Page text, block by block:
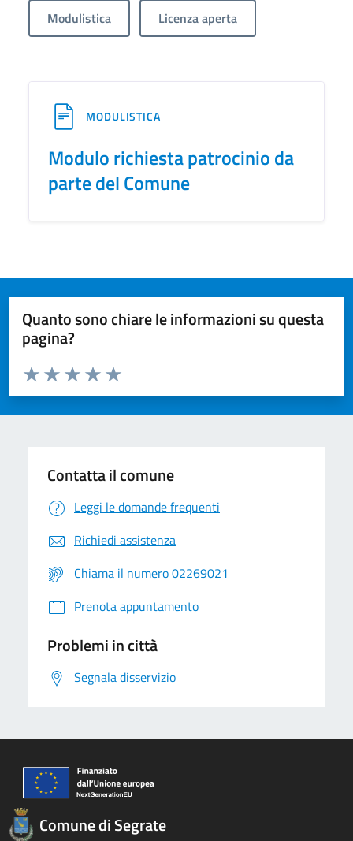
Modulistica Licenza aperta
MODULISTICA
Modulo richiesta patrocinio da
parte del Comune
Quanto sono chiare le informazioni su questa
pagina?
Valuta da 1 a 5 stelle la pagina
Valuta 5 stelle su 5
Valuta 4 stelle su 5
Valuta 3 stelle su 5
Valuta 2 stelle su 5
Valuta 1 stelle su 5
Contatta il comune
Leggi le domande frequenti
Richiedi assistenza
Chiama il numero 02269021
Prenota appuntamento
Problemi in città
Segnala disservizio
Comune di Segrate